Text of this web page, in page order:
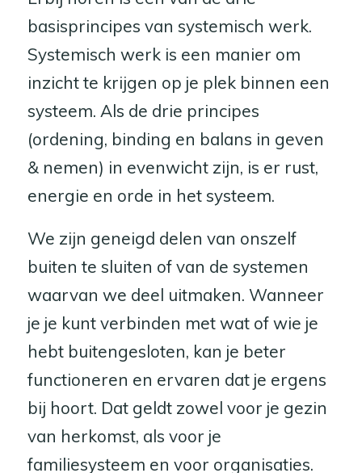
basisprincipes van systemisch werk.
Systemisch werk is een manier om
inzicht te krijgen op je plek binnen een
systeem. Als de drie principes
(ordening, binding en balans in geven
& nemen) in evenwicht zijn, is er rust,
energie en orde in het systeem.
We zijn geneigd delen van onszelf
buiten te sluiten of van de systemen
waarvan we deel uitmaken. Wanneer
je je kunt verbinden met wat of wie je
hebt buitengesloten, kan je beter
functioneren en ervaren dat je ergens
bij hoort. Dat geldt zowel voor je gezin
van herkomst, als voor je
familiesysteem en voor organisaties.